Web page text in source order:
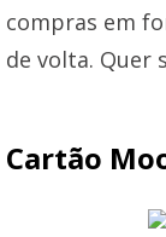
compras em
de volta. Quer
Cartão